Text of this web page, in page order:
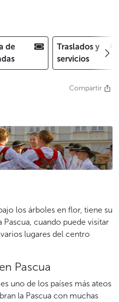
de
Traslados y
servicios
Compartir
los árboles en flor, tiene su
cuando puede visitar
lugares del centro
Pascua
es uno de los países más ateos
la Pascua con muchas